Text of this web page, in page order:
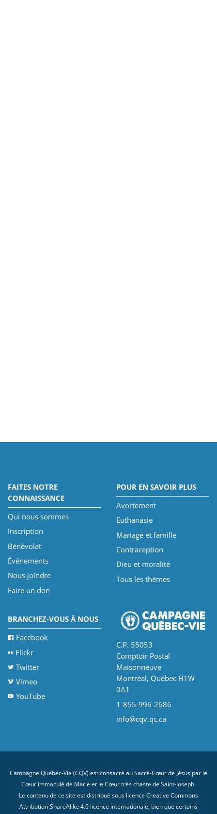
FAITES NOTRE
CONNAISSANCE
Qui nous sommes
Inscription
Bénévolat
Événements
Nous joindre
Faire un don
POUR EN SAVOIR PLUS
Avortement
Euthanasie
Mariage et famille
Contraception
Dieu et moralité
Tous les thèmes
BRANCHEZ-VOUS À NOUS
Facebook
Flickr
Twitter
Vimeo
YouTube
C.P. 55053
Comptoir Postal
Maisonneuve
Montréal, Québec H1W
0A1
1-855-996-2686
info@cqv.qc.ca
Campagne Québec-Vie (CQV) est consacré au Sacré-Cœur de Jésus par le
Cœur immaculé de Marie et le Cœur très chaste de Saint-Joseph.
Le contenu de ce site est distribué sous licence Creative Commons
Attribution-ShareAlike 4.0 licence internationale, bien que certains